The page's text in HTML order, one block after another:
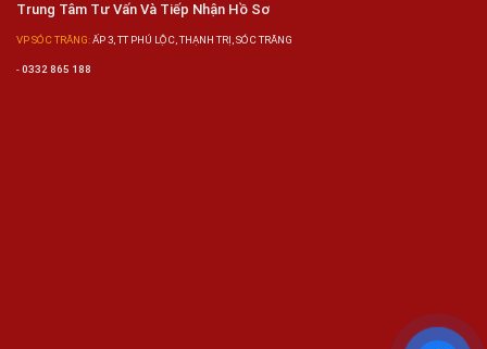
Trung Tâm Tư Vấn Và Tiếp Nhận Hồ Sơ
VP SÓC TRĂNG:ẤP 3, TT PHÚ LỘC, THẠNH TRỊ, SÓC TRĂNG
-0332 865 188